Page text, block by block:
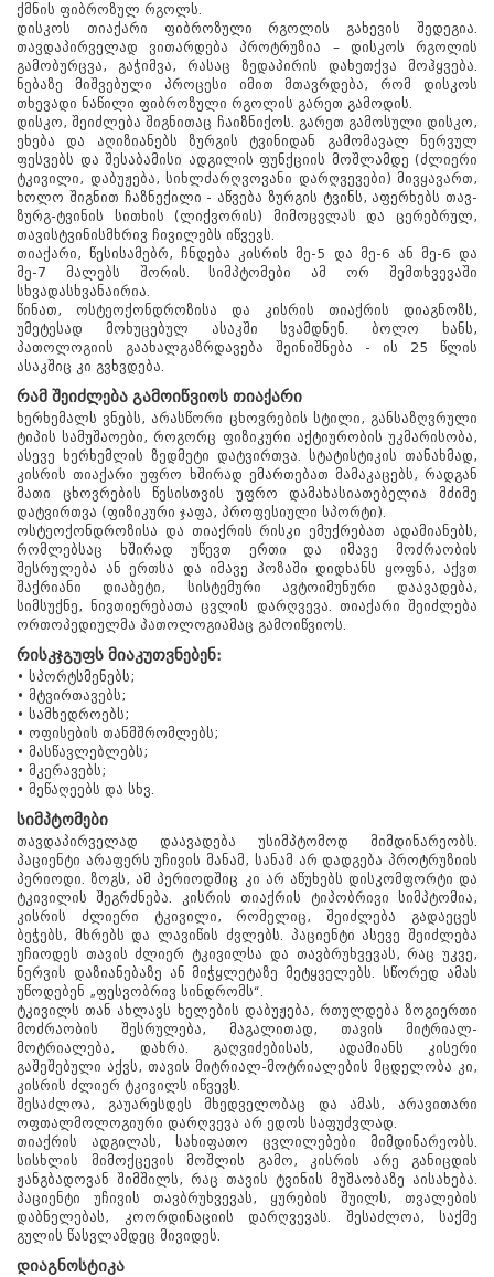
ქმნის ფიბროზულ რგოლს.
დისკოს თიაქარი ფიბროზული რგოლის გახევის შედეგია.
თავდაპირველად ვითარდება პროტრუზია – დისკოს რგოლის
გამობურცვა, გაჭიმვა, რასაც ზედაპირის დახეთქვა მოჰყვება.
ნებაზე მიშვებული პროცესი იმით მთავრდება, რომ დისკოს
თხევადი ნაწილი ფიბროზული რგოლის გარეთ გამოდის.
დისკო, შეიძლება შიგნითაც ჩაიზნიქოს. გარეთ გამოსული დისკო,
ეხება და აღიზიანებს ზურგის ტვინიდან გამომავალ ნერვულ
ფესვებს და შესაბამისი ადგილის ფუნქციის მოშლამდე (ძლიერი
ტკივილი, დაბუჟება, სიხლძარღვოვანი დარღვევები) მივყავართ,
ხოლო შიგნით ჩაზნექილი - აწვება ზურგის ტვინს, აფერხებს თავ-
ზურგ-ტვინის სითხის (ლიქვორის) მიმოცვლას და ცერებრულ,
თავისტვინისმხრივ ჩივილებს იწვევს.
თიაქარი, წესისამებრ, ჩნდება კისრის მე-5 და მე-6 ან მე-6 და
მე-7 მალებს შორის. სიმპტომები ამ ორ შემთხვევაში
სხვადასხვანაირია.
წინათ, ოსტეოქონდროზისა და კისრის თიაქრის დიაგნოზს,
უმეტესად მოხუცებულ ასაკში სვამდნენ. ბოლო ხანს,
პათოლოგიის გაახალგაზრდავება შეინიშნება - ის 25 წლის
ასაკშიც კი გვხვდება.
რამ შეიძლება გამოიწვიოს თიაქარი
ხერხემალს ვნებს, არასწორი ცხოვრების სტილი, განსაზღვრული
ტიპის სამუშაოები, როგორც ფიზიკური აქტიურობის უკმარისობა,
ასევე ხერხემლის ზედმეტი დატვირთვა. სტატისტიკის თანახმად,
კისრის თიაქარი უფრო ხშირად ემართებათ მამაკაცებს, რადგან
მათი ცხოვრების წესისთვის უფრო დამახასიათებელია მძიმე
დატვირთვა (ფიზიკური ჯაფა, პროფესიული სპორტი).
ოსტეოქონდროზისა და თიაქრის რისკი ემუქრებათ ადამიანებს,
რომლებსაც ხშირად უწევთ ერთი და იმავე მოძრაობის
შესრულება ან ერთსა და იმავე პოზაში დიდხანს ყოფნა, აქვთ
შაქრიანი დიაბეტი, სისტემური ავტოიმუნური დაავადება,
სიმსუქნე, ნივთიერებათა ცვლის დარღვევა. თიაქარი შეიძლება
ორთოპედიულმა პათოლოგიამაც გამოიწვიოს.
რისკჯგუფს მიაკუთვნებენ:
• სპორტსმენებს;
• მტვირთავებს;
• სამხედროებს;
• ოფისების თანმშრომლებს;
• მასწავლებლებს;
• მკერავებს;
• მეწაღეებს და სხვ.
სიმპტომები
თავდაპირველად დაავადება უსიმპტომოდ მიმდინარეობს.
პაციენტი არაფერს უჩივის მანამ, სანამ არ დადგება პროტრუზიის
პერიოდი. ზოგს, ამ პერიოდშიც კი არ აწუხებს დისკომფორტი და
ტკივილის შეგრძნება. კისრის თიაქრის ტიპობრივი სიმპტომია,
კისრის ძლიერი ტკივილი, რომელიც, შეიძლება გადაეცეს
ბეჭებს, მხრებს და ლავიწის ძვლებს. პაციენტი ასევე შეიძლება
უჩიოდეს თავის ძლიერ ტკივილსა და თავბრუხვევას, რაც უკვე,
ნერვის დაზიანებაზე ან მიჭყლეტაზე მეტყველებს. სწორედ ამას
უწოდებენ „ფესვობრივ სინდრომს“.
ტკივილს თან ახლავს ხელების დაბუჟება, რთულდება ზოგიერთი
მოძრაობის შესრულება, მაგალითად, თავის მიტრიალ-
მოტრიალება, დახრა. გაღვიძებისას, ადამიანს კისერი
გაშეშებული აქვს, თავის მიტრიალ-მოტრიალების მცდელობა კი,
კისრის ძლიერ ტკივილს იწვევს.
შესაძლოა, გაუარესდეს მხედველობაც და ამას, არავითარი
ოფთალმოლოგიური დარღვევა არ ედოს საფუძვლად.
თიაქრის ადგილას, სახიფათო ცვლილებები მიმდინარეობს.
სისხლის მიმოქცევის მოშლის გამო, კისრის არე განიცდის
ჟანგბადოვან შიმშილს, რაც თავის ტვინის მუშაობაზე აისახება.
პაციენტი უჩივის თავბრუხვევას, ყურების შუილს, თვალების
დაბნელებას, კოორდინაციის დარღვევას. შესაძლოა, საქმე
გულის წასვლამდეც მივიდეს.
დიაგნოსტიკა